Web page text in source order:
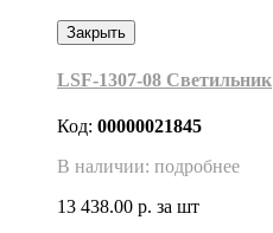
Закрыть
LSF-1307-08 Светильник
Код: 00000021845
В наличии: подробнее
13 438.00 р. за шт